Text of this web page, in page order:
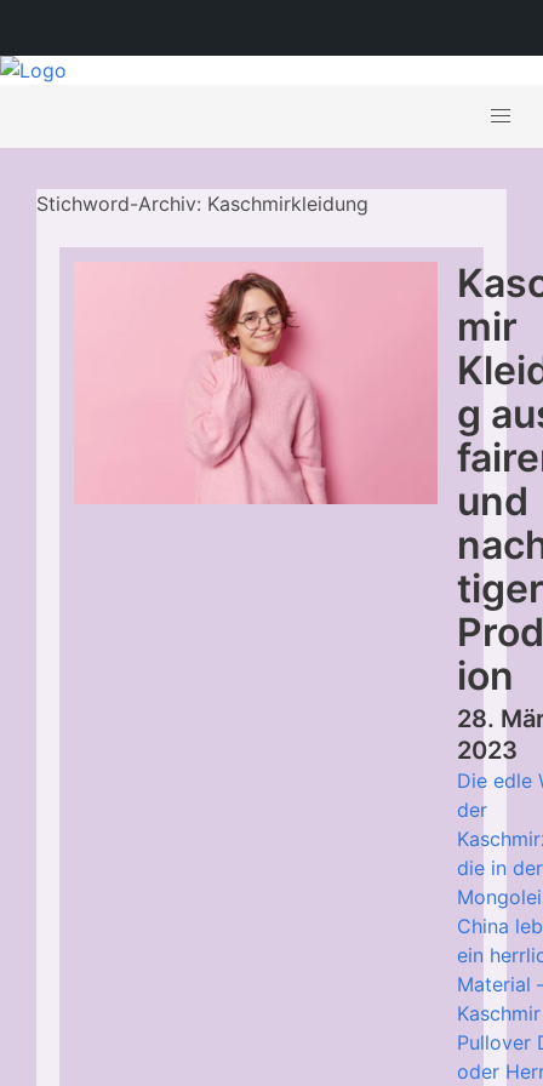
Stichword-Archiv: Kaschmirkleidung
mir
g
und
ion
28.
2023
Die edle
der
die in der
China
ein
Material
Kaschmir
Pullover
oder